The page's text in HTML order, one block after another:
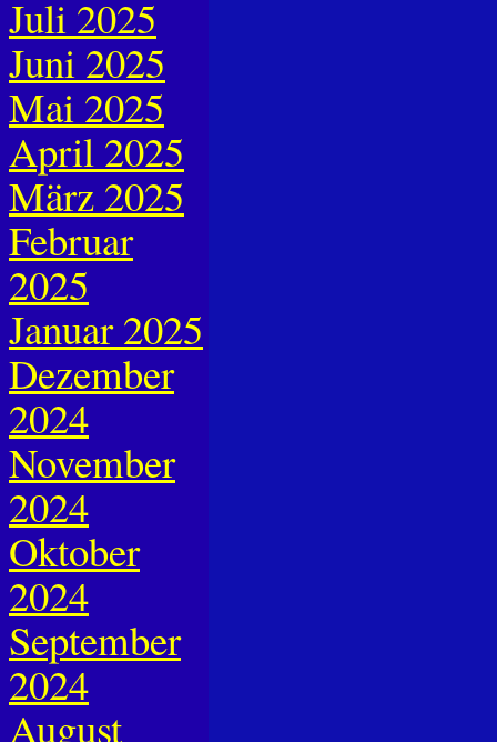
Juli 2025
Juni 2025
Mai 2025
April 2025
März 2025
Februar
2025
Januar 2025
Dezember
2024
November
2024
Oktober
2024
September
2024
August